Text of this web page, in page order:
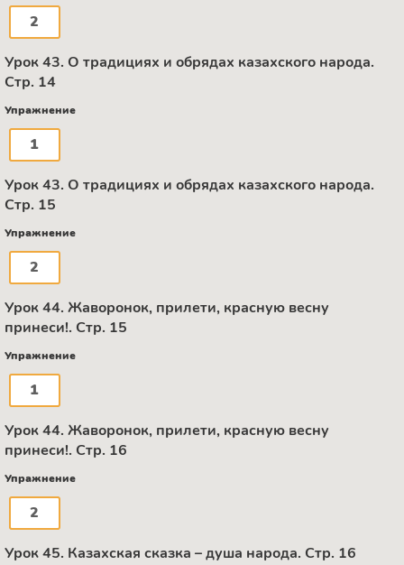
2
Урок 43. О традициях и обрядах казахского народа.
Стр. 14
Упражнение
1
Урок 43. О традициях и обрядах казахского народа.
Стр. 15
Упражнение
2
Урок 44. Жаворонок, прилети, красную весну
принеси!. Стр. 15
Упражнение
1
Урок 44. Жаворонок, прилети, красную весну
принеси!. Стр. 16
Упражнение
2
Урок 45. Казахская сказка – душа народа. Стр. 16